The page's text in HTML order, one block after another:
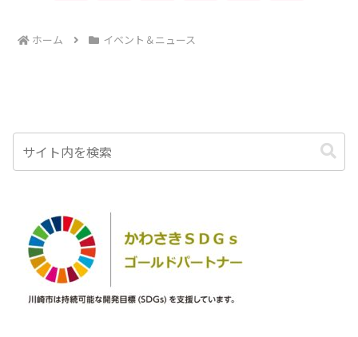
ホーム イベント＆ニュース